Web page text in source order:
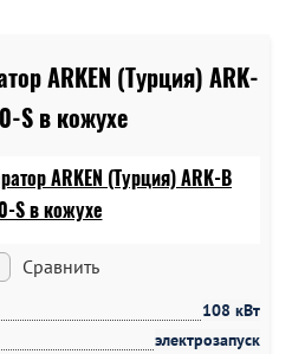
ARKEN (Турция) ARK-
S в кожухе
Сравнить
108 кВт
электрозапуск